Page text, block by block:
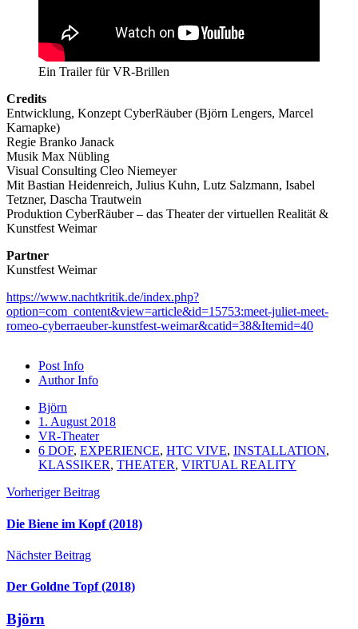
Ein Trailer für VR-Brillen
Credits
Entwicklung, Konzept CyberRäuber (Björn Lengers, Marcel
Karnapke)
Regie Branko Janack
Musik Max Nübling
Visual Consulting Cleo Niemeyer
Mit Bastian Heidenreich, Julius Kuhn, Lutz Salzmann, Isabel
Tetzner, Dascha Trautwein
Produktion CyberRäuber – das Theater der virtuellen Realität &
Kunstfest Weimar
Partner
Kunstfest Weimar
https://www.nachtkritik.de/index.php?
option=com_content&view=article&id=15753:meet-juliet-meet-
romeo-cyberraeuber-kunstfest-weimar&catid=38&Itemid=40
Post Info
Author Info
Björn
1. August 2018
VR-Theater
6 DOF, EXPERIENCE, HTC VIVE, INSTALLATION,
KLASSIKER, THEATER, VIRTUAL REALITY
Vorheriger Beitrag
Die Biene im Kopf (2018)
Nächster Beitrag
Der Goldne Topf (2018)
Björn